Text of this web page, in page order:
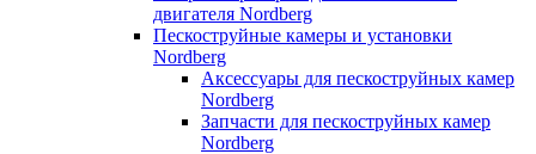
двигателя Nordberg
Пескоструйные камеры и установки
Nordberg
Аксессуары для пескоструйных камер
Nordberg
Запчасти для пескоструйных камер
Nordberg